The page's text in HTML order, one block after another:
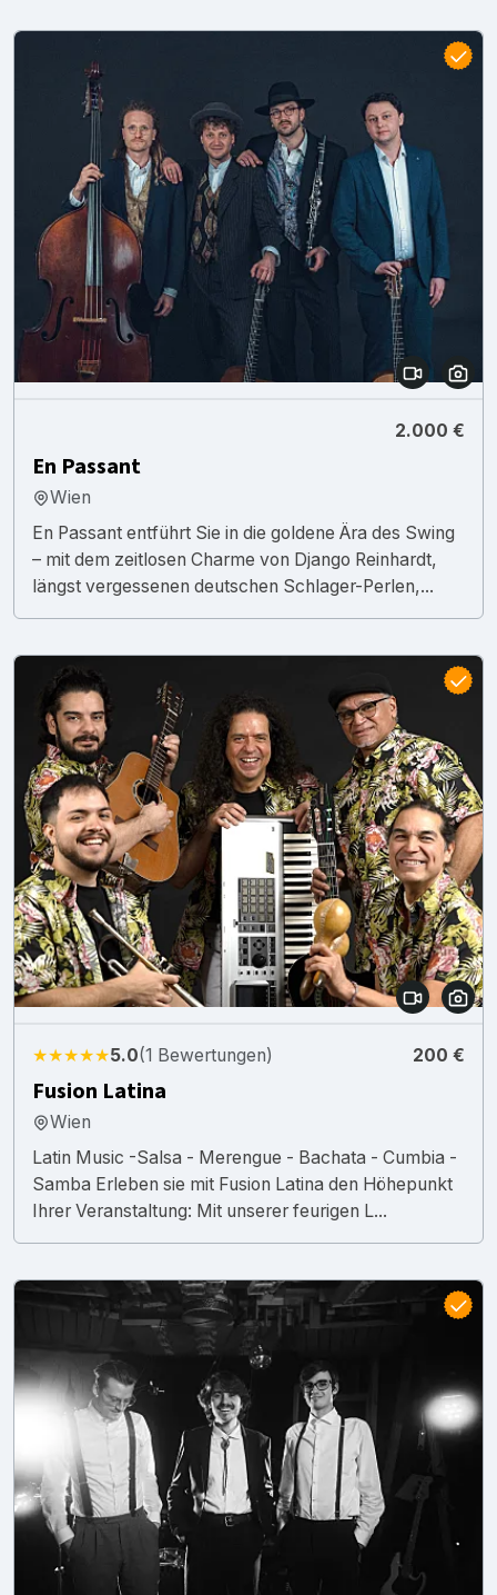
2.000 €
En Passant
Wien
En Passant entführt Sie in die goldene Ära des Swing
– mit dem zeitlosen Charme von Django Reinhardt,
längst vergessenen deutschen Schlager-Perlen,...
★★★★★5.0(1 Bewertungen) 200 €
Fusion Latina
Wien
Latin Music -Salsa - Merengue - Bachata - Cumbia -
Samba Erleben sie mit Fusion Latina den Höhepunkt
Ihrer Veranstaltung: Mit unserer feurigen L...